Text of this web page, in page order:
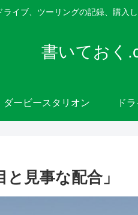
イブ、ツーリングの記録、購入
書いておく
ダービースタリオン ド
見事な配合」